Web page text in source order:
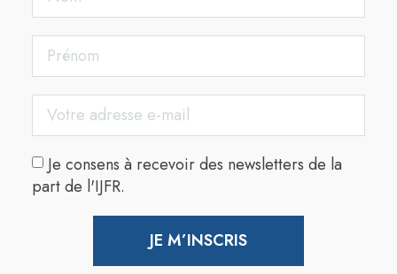
Je consens à recevoir des newsletters de la
part de l'IJFR.
JE M’INSCRIS